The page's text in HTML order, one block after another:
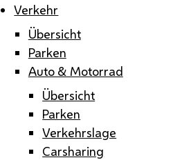
Verkehr
Übersicht
Parken
Auto & Motorrad
Übersicht
Parken
Verkehrslage
Carsharing